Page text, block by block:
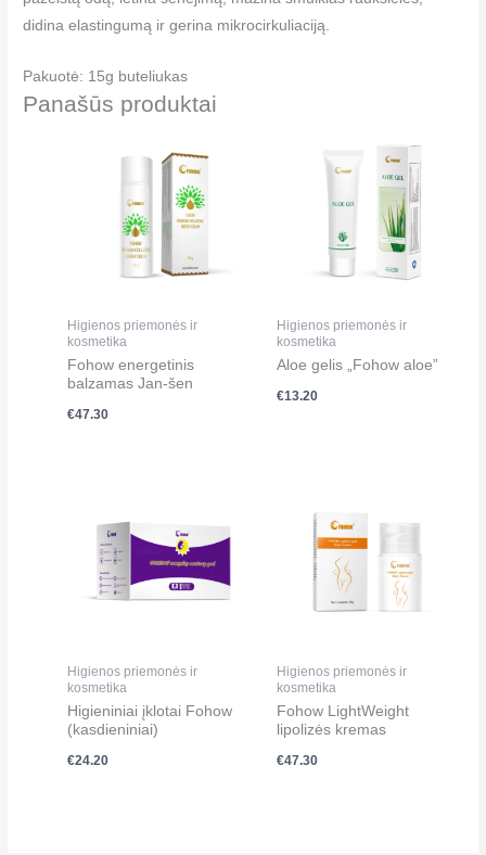
didina elastingumą ir gerina mikrocirkuliaciją.
Pakuotė: 15g buteliukas
Panašūs produktai
Higienos priemonės ir
kosmetika
Fohow energetinis
balzamas Jan-šen
€47.30
Higienos priemonės ir
kosmetika
Aloe gelis „Fohow aloe”
€13.20
Higienos priemonės ir
kosmetika
Higieniniai įklotai Fohow
(kasdieniniai)
€24.20
Higienos priemonės ir
kosmetika
Fohow LightWeight
lipolizės kremas
€47.30